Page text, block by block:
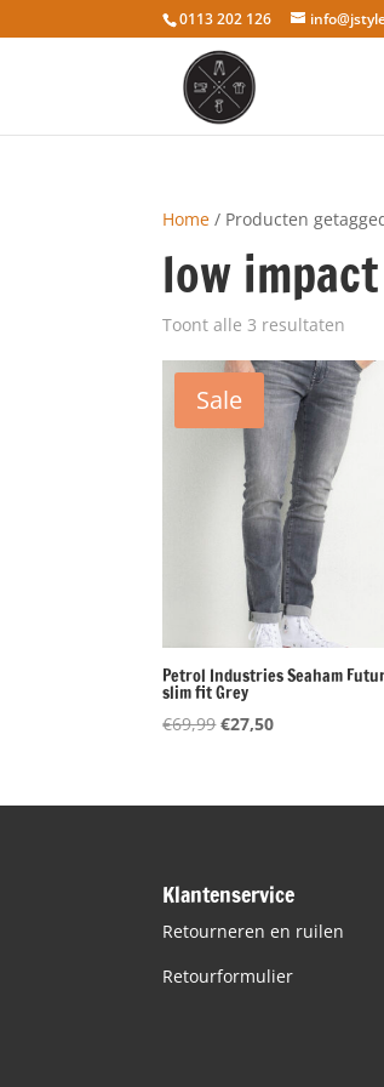
0113 202 126
Home / Producten
low
Toont alle 3 resultaten
Sale
Petrol Industries Seaham
slim fit Grey
€69,99Oorspronkelijke
€69,99.
€27,50Huidige
€27,50.
Klantenservice
Retourneren en ruilen
Retourformulier